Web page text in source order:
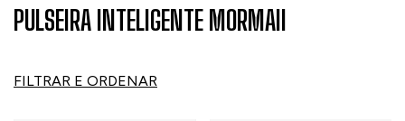
PULSEIRA INTELIGENTE MORMAII
FILTRAR E ORDENAR